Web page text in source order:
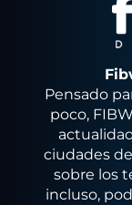
Pensado
poco,
ciudades
sobre los
incluso,